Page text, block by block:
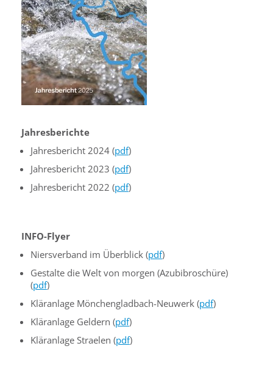
Jahresberichte
Jahresbericht 2024 (pdf)
Jahresbericht 2023 (pdf)
Jahresbericht 2022 (pdf)
INFO-Flyer
Niersverband im Überblick (pdf)
Gestalte die Welt von morgen (Azubibroschüre)
(pdf)
Kläranlage Mönchengladbach-Neuwerk (pdf)
Kläranlage Geldern (pdf)
Kläranlage Straelen (pdf)